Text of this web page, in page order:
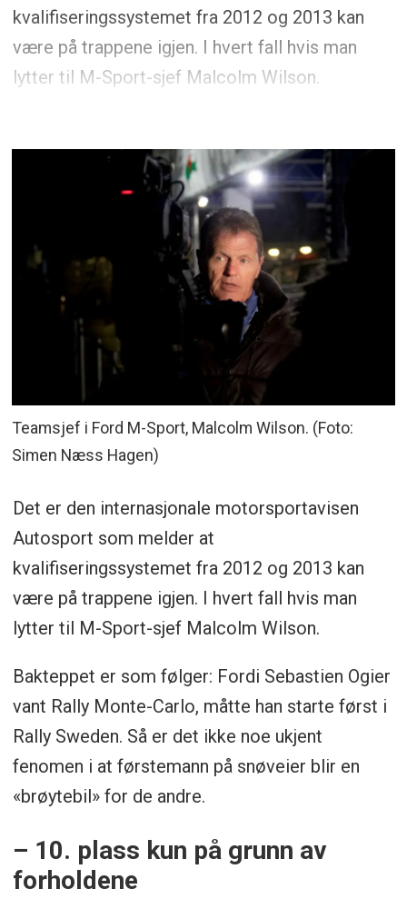
kvalifiseringssystemet fra 2012 og 2013 kan
være på trappene igjen. I hvert fall hvis man
lytter til M-Sport-sjef Malcolm Wilson.
Teamsjef i Ford M-Sport, Malcolm Wilson. (Foto:
Simen Næss Hagen)
Det er den internasjonale motorsportavisen
Autosport som melder at
kvalifiseringssystemet fra 2012 og 2013 kan
være på trappene igjen. I hvert fall hvis man
lytter til M-Sport-sjef Malcolm Wilson.
Bakteppet er som følger: Fordi Sebastien Ogier
vant Rally Monte-Carlo, måtte han starte først i
Rally Sweden. Så er det ikke noe ukjent
fenomen i at førstemann på snøveier blir en
«brøytebil» for de andre.
– 10. plass kun på grunn av
forholdene